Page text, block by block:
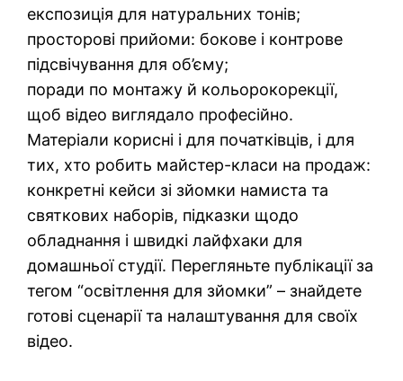
експозиція для натуральних тонів;
просторові прийоми: бокове і контрове
підсвічування для об’єму;
поради по монтажу й кольорокорекції,
щоб відео виглядало професійно.
Матеріали корисні і для початківців, і для
тих, хто робить майстер-класи на продаж:
конкретні кейси зі зйомки намиста та
святкових наборів, підказки щодо
обладнання і швидкі лайфхаки для
домашньої студії. Перегляньте публікації за
тегом “освітлення для зйомки” – знайдете
готові сценарії та налаштування для своїх
відео.